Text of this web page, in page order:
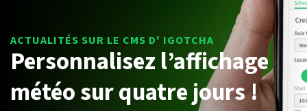
Personnalisez l’affichage
météo sur quatre jours !